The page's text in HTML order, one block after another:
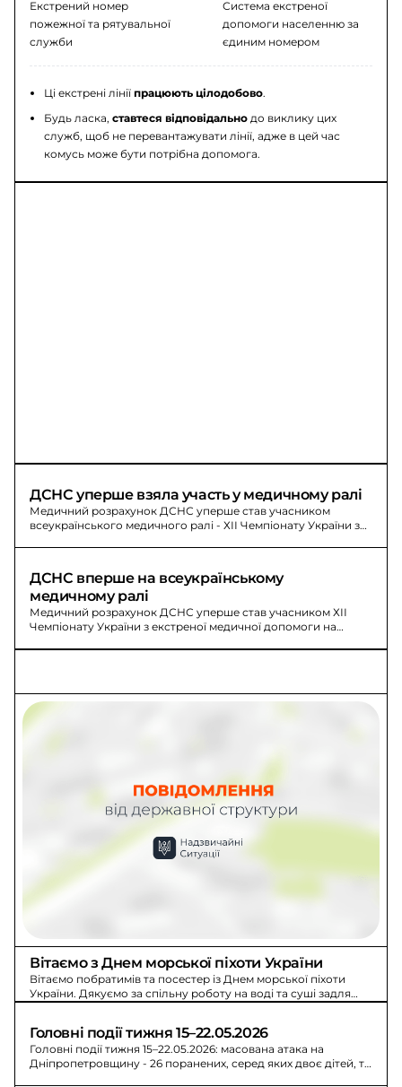
Екстрений номер
пожежної та рятувальної
служби
Система екстреної
допомоги населенню за
єдиним номером
Ці екстрені лініїпрацюють цілодобово.
Будь ласка,ставтеся відповідально до виклику цих
служб, щоб не перевантажувати лінії, адже в цей час
комусь може бути потрібна допомога.
ДСНС уперше взяла участь у медичному ралі
Медичний розрахунок ДСНС уперше став учасником
всеукраїнського медичного ралі - ХІІ Чемпіонату України з
ДСНС вперше на всеукраїнському
медичному ралі
Медичний розрахунок ДСНС уперше став учасником ХІІ
Чемпіонату України з екстреної медичної допомоги на
стали надзвичайники з Черкащини.
Вітаємо з Днем морської піхоти України
Вітаємо побратимів та посестер із Днем морської піхоти
України. Дякуємо за спільну роботу на воді та суші задля
Головні події тижня 15–22.05.2026
Головні події тижня 15–22.05.2026: масована атака на
Дніпропетровщину - 26 поранених, серед яких двоє дітей, та